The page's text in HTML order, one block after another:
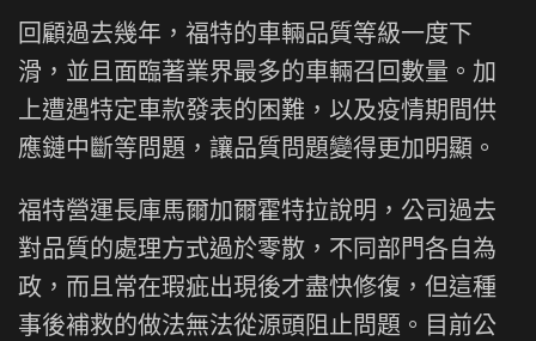
回顧過去幾年，福特的車輛品質等級一度下
滑，並且面臨著業界最多的車輛召回數量。加
上遭遇特定車款發表的困難，以及疫情期間供
應鏈中斷等問題，讓品質問題變得更加明顯。
福特營運長庫馬爾加爾霍特拉說明，公司過去
對品質的處理方式過於零散，不同部門各自為
政，而且常在瑕疵出現後才盡快修復，但這種
事後補救的做法無法從源頭阻止問題。目前公